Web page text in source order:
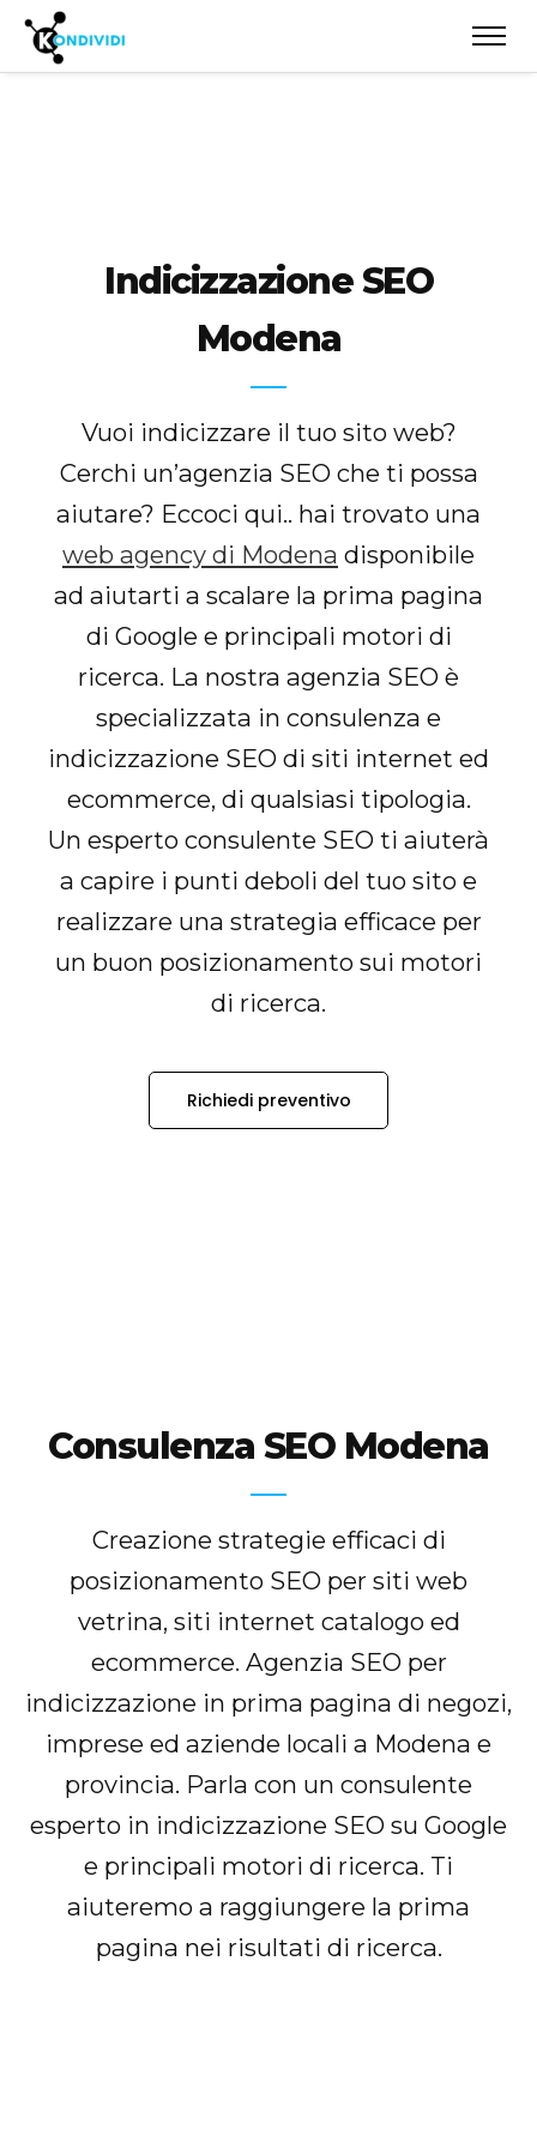
Indicizzazione SEO
Modena
Vuoi indicizzare il tuo sito web?
Cerchi un’agenzia SEO che ti possa
aiutare? Eccoci qui.. hai trovato una
web agency di Modena disponibile
ad aiutarti a scalare la prima pagina
di Google e principali motori di
ricerca. La nostra agenzia SEO è
specializzata in consulenza e
indicizzazione SEO di siti internet ed
ecommerce, di qualsiasi tipologia.
Un esperto consulente SEO ti aiuterà
a capire i punti deboli del tuo sito e
realizzare una strategia efficace per
un buon posizionamento sui motori
di ricerca.
Richiedi preventivo
Consulenza SEO Modena
Creazione strategie efficaci di
posizionamento SEO per siti web
vetrina, siti internet catalogo ed
ecommerce. Agenzia SEO per
indicizzazione in prima pagina di negozi,
imprese ed aziende locali a Modena e
provincia. Parla con un consulente
esperto in indicizzazione SEO su Google
e principali motori di ricerca. Ti
aiuteremo a raggiungere la prima
pagina nei risultati di ricerca.